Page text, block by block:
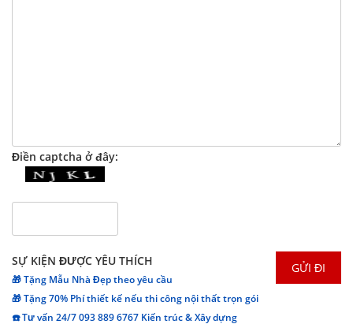
Điền captcha ở đây:
SỰ KIỆN ĐƯỢC YÊU THÍCH
🎁 Tặng Mẫu Nhà Đẹp theo yêu cầu
🎁 Tặng 70% Phí thiết kế nếu thi công nội thất trọn gói
☎️ Tư vấn 24/7 093 889 6767 Kiến trúc & Xây dựng